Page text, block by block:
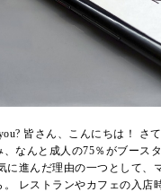
皆さん、こんにちは！ さ
なんと成人の75％がブース
に進んだ理由の一つとして、
。 レストランやカフェの入店